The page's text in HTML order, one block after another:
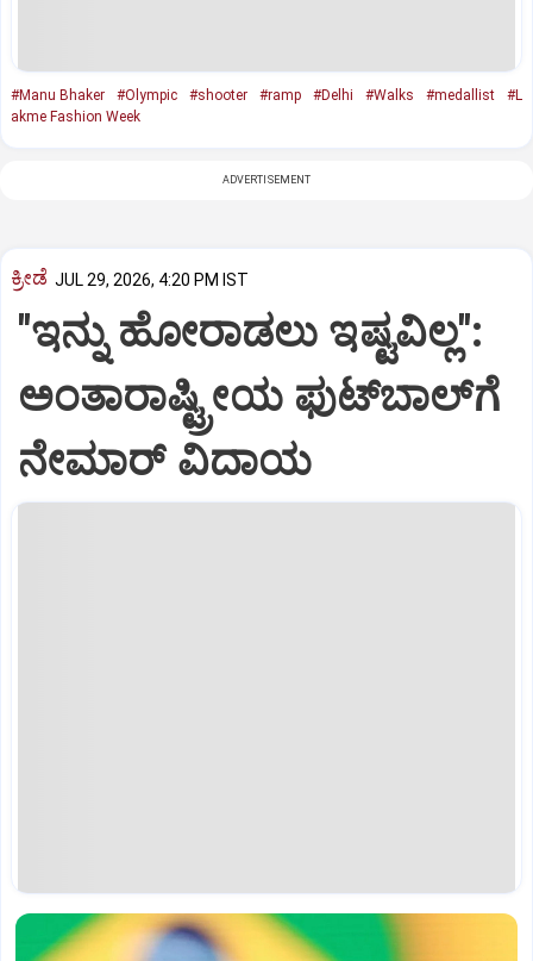
#Manu Bhaker #Olympic #shooter #ramp #Delhi #Walks #medallist
#L
akme Fashion Week
ADVERTISEMENT
ಕ್ರೀಡೆ JUL 29, 2026, 4:20 PM IST
"ಇನ್ನು ಹೋರಾಡಲು ಇಷ್ಟವಿಲ್ಲ":
ಅಂತಾರಾಷ್ಟ್ರೀಯ ಫುಟ್‌ಬಾಲ್‌ಗೆ
ನೇಮಾರ್ ವಿದಾಯ